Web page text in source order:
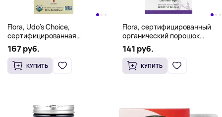
Flora, Udo's Choice,
сертифицированная
органическая смесь Udo's Oil
с высоким содержанием
лигнана 3, 6, 9, 500 мл (17
жидк. унций)
167 руб.
КУПИТЬ
Flora, сертифицированный
органический порошок
ацеролы, 50 г (1,7 унции)
141 руб.
КУПИТЬ